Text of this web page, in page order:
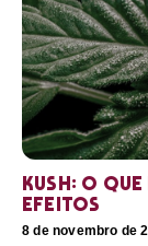
Kush: o
efeitos
8 de novembro de